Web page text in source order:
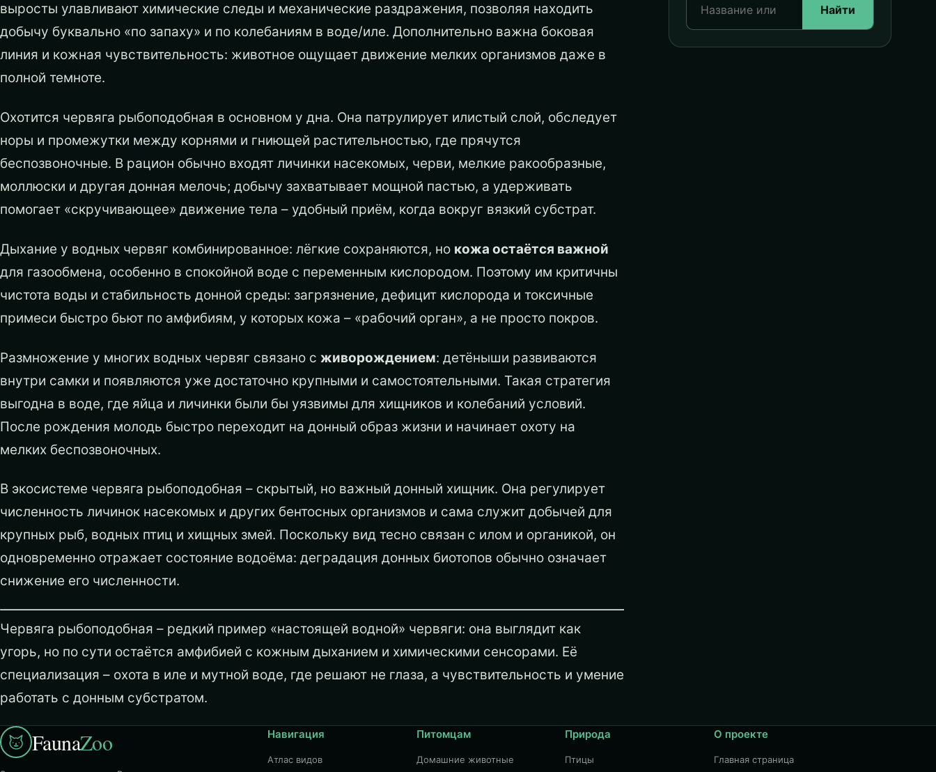
выросты улавливают химические следы и механические раздражения, позволяя находить
добычу буквально «по запаху» и по колебаниям в воде/иле. Дополнительно важна боковая
линия и кожная чувствительность: животное ощущает движение мелких организмов даже в
полной темноте.
Охотится червяга рыбоподобная в основном у дна. Она патрулирует илистый слой, обследует
норы и промежутки между корнями и гниющей растительностью, где прячутся
беспозвоночные. В рацион обычно входят личинки насекомых, черви, мелкие ракообразные,
моллюски и другая донная мелочь; добычу захватывает мощной пастью, а удерживать
помогает «скручивающее» движение тела – удобный приём, когда вокруг вязкий субстрат.
Дыхание у водных червяг комбинированное: лёгкие сохраняются, но кожа остаётся важной
для газообмена, особенно в спокойной воде с переменным кислородом. Поэтому им критичны
чистота воды и стабильность донной среды: загрязнение, дефицит кислорода и токсичные
примеси быстро бьют по амфибиям, у которых кожа – «рабочий орган», а не просто покров.
Размножение у многих водных червяг связано с живорождением: детёныши развиваются
внутри самки и появляются уже достаточно крупными и самостоятельными. Такая стратегия
выгодна в воде, где яйца и личинки были бы уязвимы для хищников и колебаний условий.
После рождения молодь быстро переходит на донный образ жизни и начинает охоту на
мелких беспозвоночных.
В экосистеме червяга рыбоподобная – скрытый, но важный донный хищник. Она регулирует
численность личинок насекомых и других бентосных организмов и сама служит добычей для
крупных рыб, водных птиц и хищных змей. Поскольку вид тесно связан с илом и органикой, он
одновременно отражает состояние водоёма: деградация донных биотопов обычно означает
снижение его численности.
Червяга рыбоподобная – редкий пример «настоящей водной» червяги: она выглядит как
угорь, но по сути остаётся амфибией с кожным дыханием и химическими сенсорами. Её
специализация – охота в иле и мутной воде, где решают не глаза, а чувствительность и умение
работать с донным субстратом.
Найти
FaunaZoo Навигация
Атлас видов
Питомцам
Домашние животные
Природа
Птицы
О проекте
Главная страница